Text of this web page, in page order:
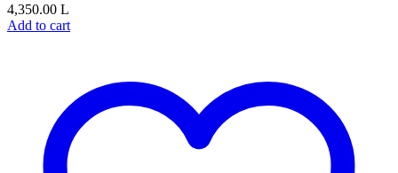
4,350.00 L
Add to cart